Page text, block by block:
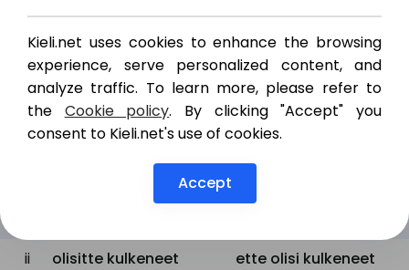
ii
olisit kulkenut
et olisi kulkenut
iii
olisi kulkenut ei olisi kulkenut
ii
olisitte kulkeneet
ette olisi kulkeneet
Kieli.net uses cookies to enhance the browsing
experience, serve personalized content, and
analyze traffic. To learn more, please refer to
the Cookie policy. By clicking "Accept" you
consent to Kieli.net's use of cookies.
Accept